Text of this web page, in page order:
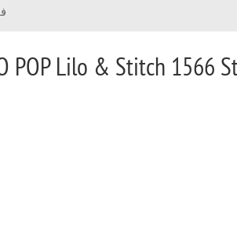
POP Lilo & Stitch 1566